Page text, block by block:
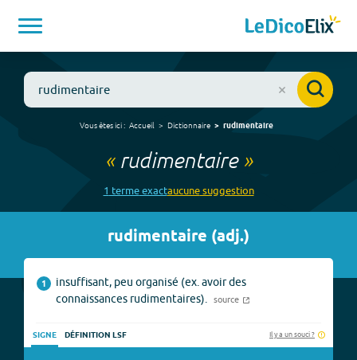
Vous êtes ici : Accueil Dictionnaire rudimentaire
« rudimentaire»
1 termeexactaucunesuggestion
rudimentaire (adj.)
1
insuffisant, peu organisé (ex. avoir des
connaissances rudimentaires).
source
SIGNE DÉFINITION LSF Il y a un souci ?